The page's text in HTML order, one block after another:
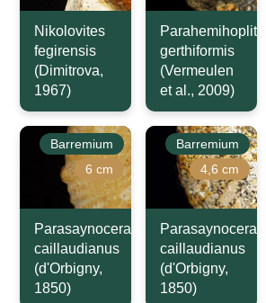
Nikolovites
fegirensis
(Dimitrova,
1967)
Parahemihoplites
gerthiformis
(Vermeulen
et al., 2009)
Barremium
6 cm
Parasaynoceras
caillaudianus
(d'Orbigny,
1850)
Barremium
4,6 cm
Parasaynoceras
caillaudianus
(d'Orbigny,
1850)